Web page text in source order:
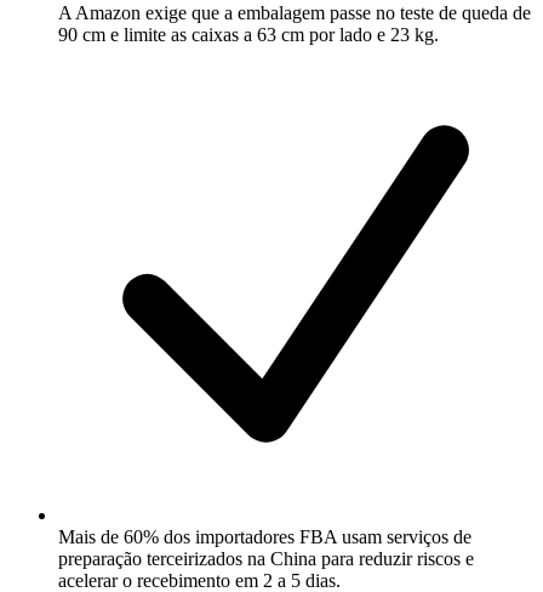
A Amazon exige que a embalagem passe no teste de queda de
90 cm e limite as caixas a 63 cm por lado e 23 kg.
Mais de 60% dos importadores FBA usam serviços de
preparação terceirizados na China para reduzir riscos e
acelerar o recebimento em 2 a 5 dias.